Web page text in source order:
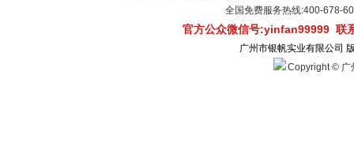
全国免费服务热线:400-
官方公众微信号:yinfan99999 联
广州市银帆实业有限公司
Copyright © 广